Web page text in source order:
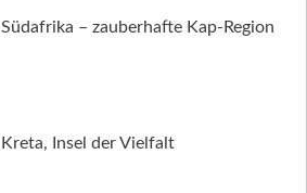
Südafrika – zauberhafte Kap-Region
Kreta, Insel der Vielfalt